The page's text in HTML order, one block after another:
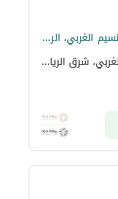
شقة مفروشة بغرفة نوم واحدة للإيجار في النسيم الغربي، الرياض
شارع أحمد بن الحسن الأنصاري، حي النسيم الغربي، شرق الرياض، الرياض